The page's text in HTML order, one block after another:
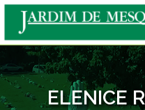
ELENICE